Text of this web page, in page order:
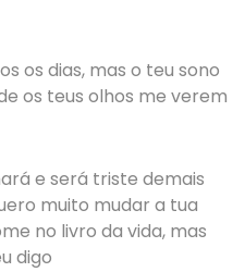
os dias, mas o teu sono
os teus olhos me verem
e será triste demais
muito mudar a tua
no livro da vida, mas
digo